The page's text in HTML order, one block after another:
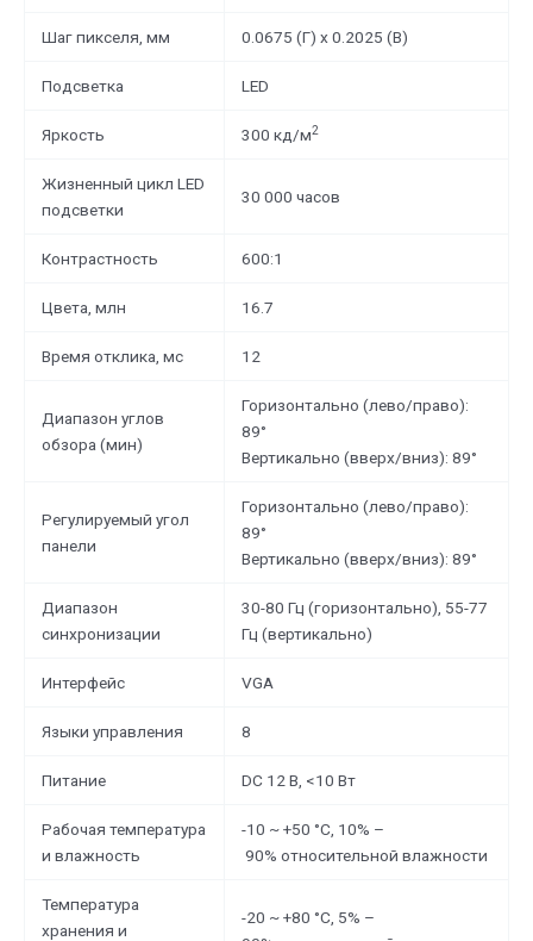
Шаг пикселя, мм 0.0675 (Г) х 0.2025 (В)
Подсветка LED
Яркость 300 кд/м2
Жизненный цикл LED
подсветки
30 000 часов
Контрастность 600:1
Цвета, млн 16.7
Время отклика, мс 12
Диапазон углов
обзора (мин)
Горизонтально (лево/право):
89°
Вертикально (вверх/вниз): 89°
Регулируемый угол
панели
Горизонтально (лево/право):
89°
Вертикально (вверх/вниз): 89°
Диапазон
синхронизации
30-80 Гц (горизонтально), 55-77
Гц (вертикально)
Интерфейс VGA
Языки управления 8
Питание DC 12 В, <10 Вт
Рабочая температура
и влажность
-10 ~ +50 °C, 10% –
90% относительной влажности
Температура
хранения и
-20 ~ +80 °C, 5% –